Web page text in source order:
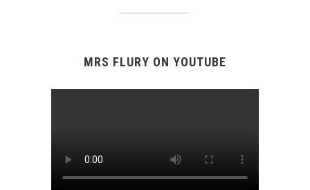
MRS FLURY ON YOUTUBE